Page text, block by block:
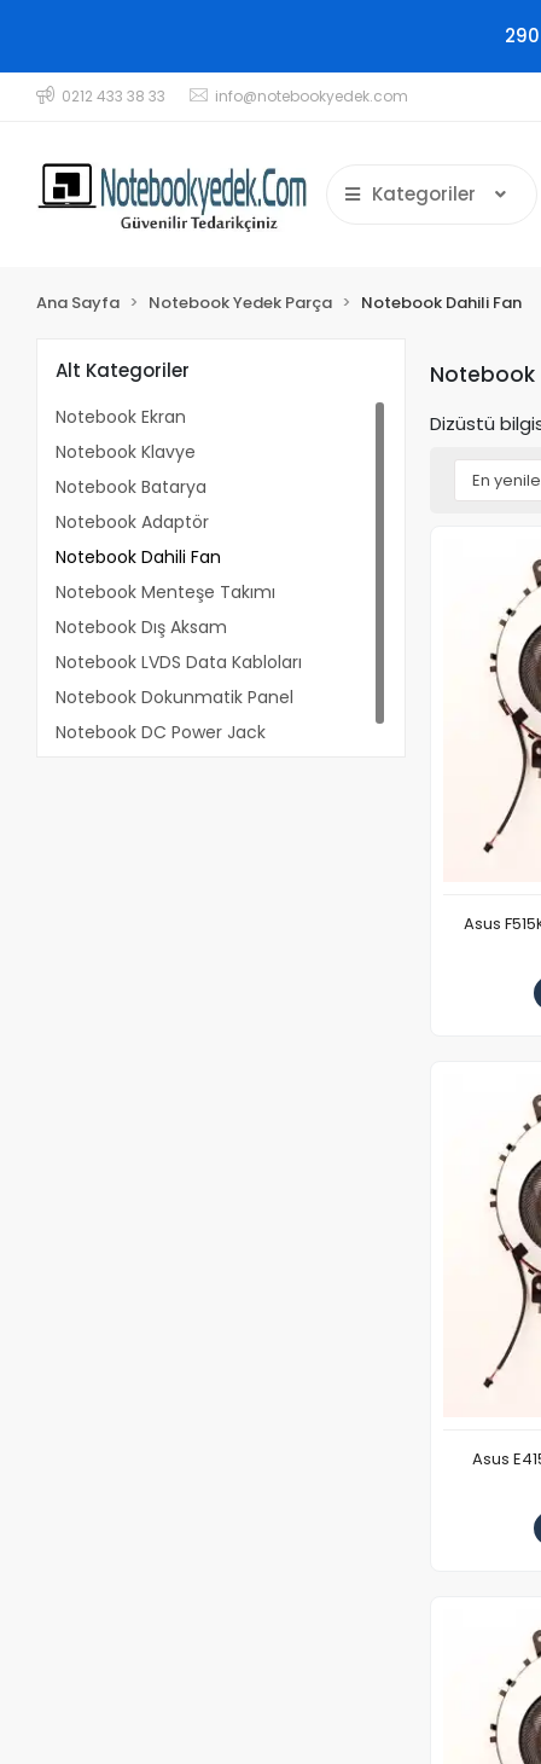
0212 433 38 33 info@notebookyedek.com
Kategoriler
Ana Sayfa Notebook Yedek Parça Notebook Dahili Fan
Alt Kategoriler
Notebook Ekran
Notebook Klavye
Notebook Batarya
Notebook Adaptör
Notebook Dahili Fan
Notebook Menteşe Takımı
Notebook Dış Aksam
Notebook LVDS Data Kabloları
Notebook Dokunmatik Panel
Notebook DC Power Jack
Notebook
Dizüstü
Asus
Asus